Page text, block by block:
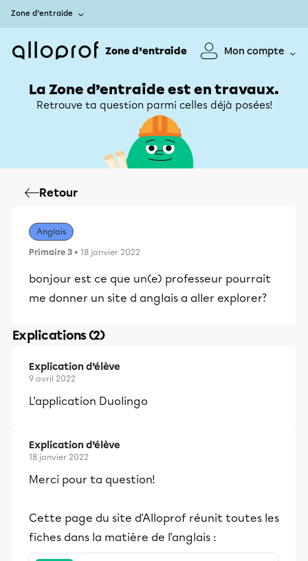
Zone d’entraide
Zone d’entraide Mon compte
La Zone d’entraide est en travaux.
Retrouve ta question parmi celles déjà posées!
Retour
Anglais
Primaire 3 • 18 janvier 2022
bonjour est ce que un(e) professeur pourrait
me donner un site d anglais a aller explorer?
Explications (2)
Explication d’élève
9 avril 2022
L'application Duolingo
Explication d’élève
18 janvier 2022
Merci pour ta question!
Cette page du site d'Alloprof réunit toutes les
fiches dans la matière de l'anglais :